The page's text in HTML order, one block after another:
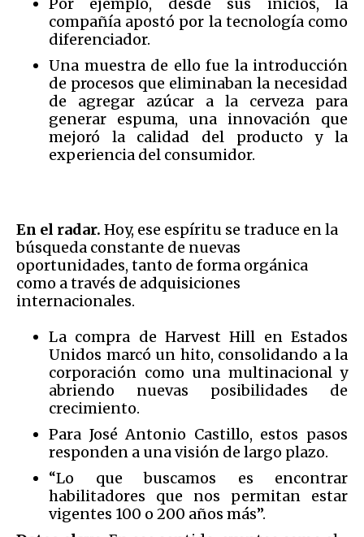
compañía apostó por la tecnología como
diferenciador.
Una muestra de ello fue la introducción
de procesos que eliminaban la necesidad
de agregar azúcar a la cerveza para
generar espuma, una innovación que
mejoró la calidad del producto y la
experiencia del consumidor.
En el radar. Hoy, ese espíritu se traduce en la
búsqueda constante de nuevas
oportunidades, tanto de forma orgánica
como a través de adquisiciones
internacionales.
La compra de Harvest Hill en Estados
Unidos marcó un hito, consolidando a la
corporación como una multinacional y
abriendo nuevas posibilidades de
crecimiento.
Para José Antonio Castillo, estos pasos
responden a una visión de largo plazo.
“Lo que buscamos es encontrar
habilitadores que nos permitan estar
vigentes 100 o 200 años más”.